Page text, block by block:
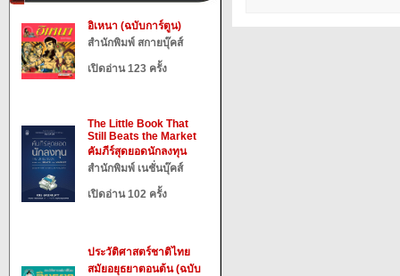
อิเหนา (ฉบับการ์ตูน)
สำนักพิมพ์ สกายบุ๊คส์
เปิดอ่าน 123 ครั้ง
The Little Book That
Still Beats the Market
คัมภีร์สุดยอดนักลงทุน
สำนักพิมพ์ เนชั่นบุ๊คส์
เปิดอ่าน 102 ครั้ง
ประวัติศาสตร์ชาติไทย
สมัยอยุธยาตอนต้น (ฉบับ